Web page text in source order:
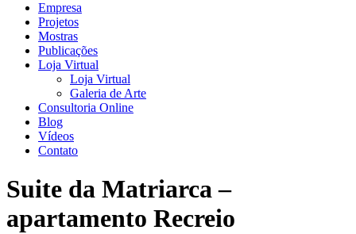
Empresa
Projetos
Mostras
Publicações
Loja Virtual
Loja Virtual
Galeria de Arte
Consultoria Online
Blog
Vídeos
Contato
Suite da Matriarca –
apartamento Recreio